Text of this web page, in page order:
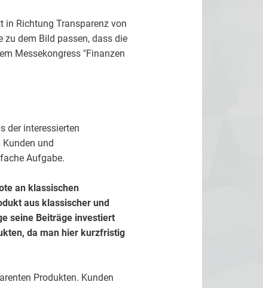
in Richtung Transparenz von
zu dem Bild passen, dass die
Messekongress "Finanzen
der interessierten
Kunden und
Aufgabe.
an klassischen
aus klassischer und
seine Beiträge investiert
da man hier kurzfristig
Produkten. Kunden